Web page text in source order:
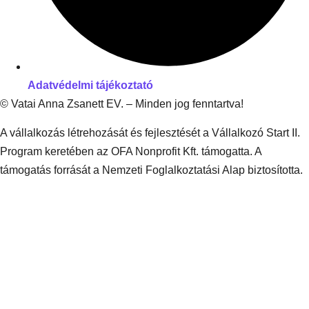
Adatvédelmi tájékoztató
© Vatai Anna Zsanett EV. – Minden jog fenntartva!
A vállalkozás létrehozását és fejlesztését a Vállalkozó Start II.
Program keretében az OFA Nonprofit Kft. támogatta. A
támogatás forrását a Nemzeti Foglalkoztatási Alap biztosította.